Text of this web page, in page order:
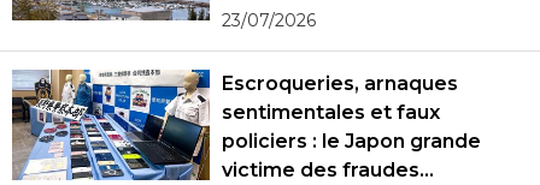
23/07/2026
Escroqueries, arnaques
sentimentales et faux
policiers : le Japon grande
victime des fraudes